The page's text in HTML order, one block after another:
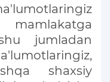
jumladan
shaxsiy